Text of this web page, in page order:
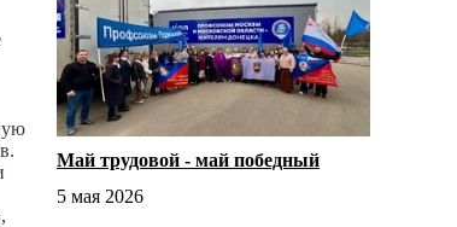
Май трудовой - май победный
5 мая 2026